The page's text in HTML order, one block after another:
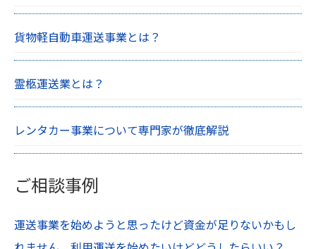
貨物軽自動車運送事業とは？
霊柩運送業とは？
レンタカー事業について専門家が徹底解説
ご相談事例
運送事業を始めようと思ったけど資金が足りないかもし